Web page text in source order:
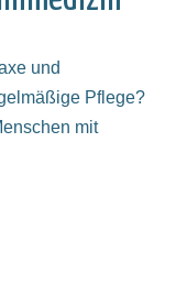
und
Pflege?
mit